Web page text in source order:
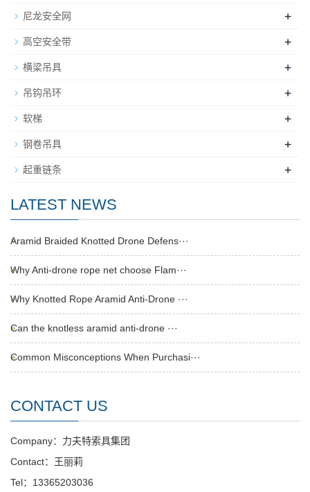
尼龙安全网 +
高空安全带 +
横梁吊具 +
吊钩吊环 +
软梯 +
钢卷吊具 +
起重链条 +
LATEST NEWS
Aramid Braided Knotted Drone Defens···
Why Anti-drone rope net choose Flam···
Why Knotted Rope Aramid Anti-Drone ···
Can the knotless aramid anti-drone ···
Common Misconceptions When Purchasi···
CONTACT US
Company：力夫特索具集团
Contact：王丽莉
Tel：13365203036